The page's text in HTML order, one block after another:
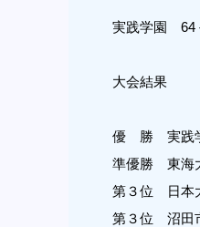
実践学園 64
大会結果
優 勝 実践学
準優勝 東海
第３位 日本
第３位 沼田